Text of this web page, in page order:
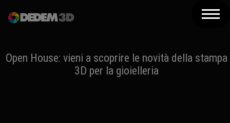
Prodotti
Soluzioni 3D
Open House: vieni a scoprire le novità della stampa
3D per la gioielleria